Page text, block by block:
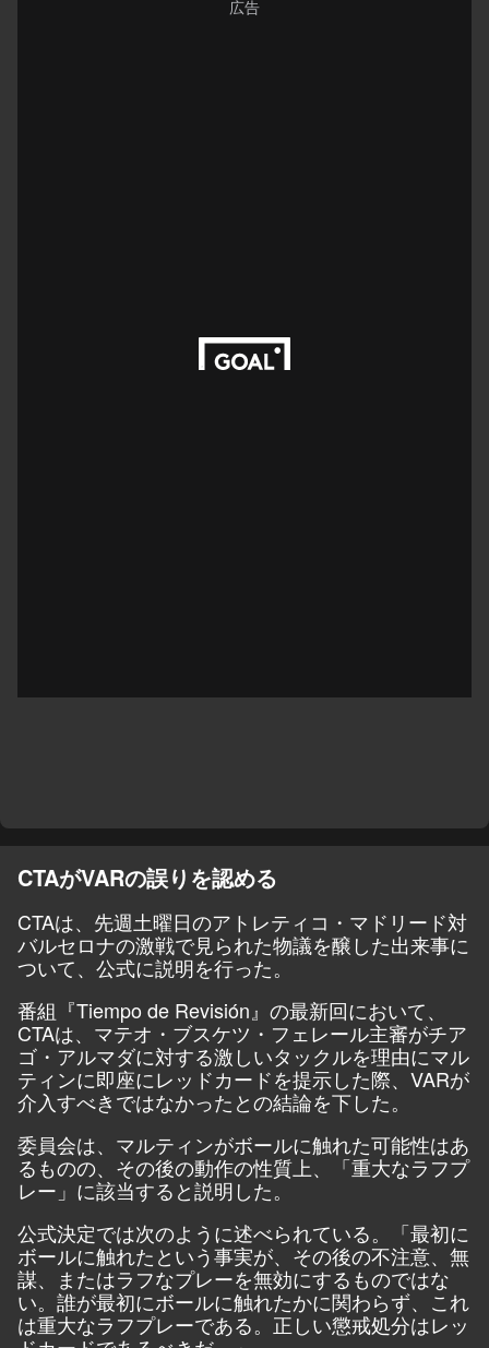
CTAがVARの誤りを認める
CTAは、先週土曜日のアトレティコ・マドリード対
バルセロナの激戦で見られた物議を醸した出来事に
ついて、公式に説明を行った。
番組『Tiempo de Revisión 』の最新回において、
CTAは、マテオ・ブスケツ・フェレール主審がチア
ゴ・アルマダに対する激しいタックルを理由にマル
ティンに即座にレッドカードを提示した際、VARが
介入すべきではなかったとの結論を下した。
委員会は、マルティンがボールに触れた可能性はあ
るものの、その後の動作の性質上、「重大なラフプ
レー」に該当すると説明した。
公式決定では次のように述べられている。「最初に
ボールに触れたという事実が、その後の不注意、無
謀、またはラフなプレーを無効にするものではな
い。誰が最初にボールに触れたかに関わらず、これ
は重大なラフプレーである。正しい懲戒処分はレッ